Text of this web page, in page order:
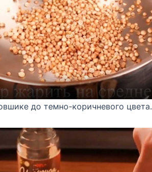
до темно-коричневого цвета.